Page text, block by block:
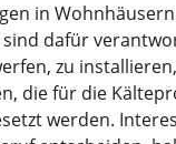
in
dafür
zu
die für die
werden.